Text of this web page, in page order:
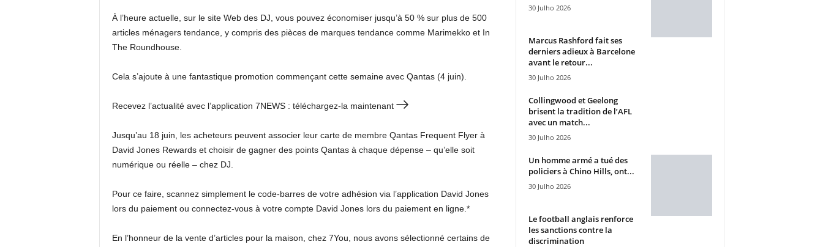
À l’heure actuelle, sur le site Web des DJ, vous pouvez économiser jusqu’à 50 % sur plus de 500
articles ménagers tendance, y compris des pièces de marques tendance comme Marimekko et In
The Roundhouse.
Cela s’ajoute à une fantastique promotion commençant cette semaine avec Qantas (4 juin).
Recevez l’actualité avec l’application 7NEWS : téléchargez-la maintenant
Jusqu’au 18 juin, les acheteurs peuvent associer leur carte de membre Qantas Frequent Flyer à
David Jones Rewards et choisir de gagner des points Qantas à chaque dépense – qu’elle soit
numérique ou réelle – chez DJ.
Pour ce faire, scannez simplement le code-barres de votre adhésion via l’application David Jones
lors du paiement ou connectez-vous à votre compte David Jones lors du paiement en ligne.*
En l’honneur de la vente d’articles pour la maison, chez 7You, nous avons sélectionné certains de
30 Julho 2026
Marcus Rashford fait ses
derniers adieux à Barcelone
avant le retour...
30 Julho 2026
Collingwood et Geelong
brisent la tradition de l’AFL
avec un match...
30 Julho 2026
Un homme armé a tué des
policiers à Chino Hills, ont...
30 Julho 2026
Le football anglais renforce
les sanctions contre la
discrimination